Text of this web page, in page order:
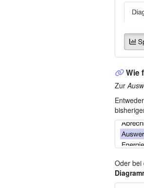
Wie
Zur
Oder bei